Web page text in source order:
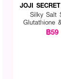
JOJI
Silky Salt
Glutathione
฿59